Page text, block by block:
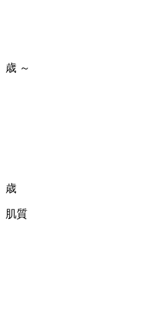
歳 ～
歳
肌質